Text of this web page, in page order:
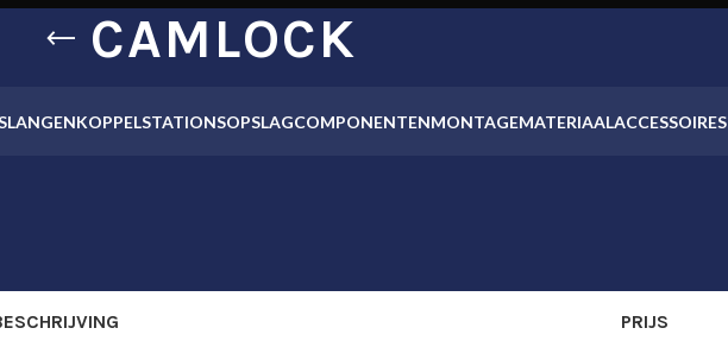
CAMLOCK
KOPPELSTATIONSOPSLAGCOMPONENTENMONTAGEMATERIAALACCESSOIRES
PRIJS